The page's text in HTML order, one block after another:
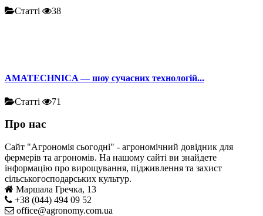
Статті 38
AMATECHNICA — шоу сучасних технологій...
Статті 71
Про нас
Сайт "Агрономія сьогодні" - агрономічний довідник для
фермерів та агрономів. На нашому сайті ви знайдете
інформацію про вирощування, підживлення та захист
сільськогосподарських культур.
Маршала Гречка, 13
+38 (044) 494 09 52
office@agronomy.com.ua